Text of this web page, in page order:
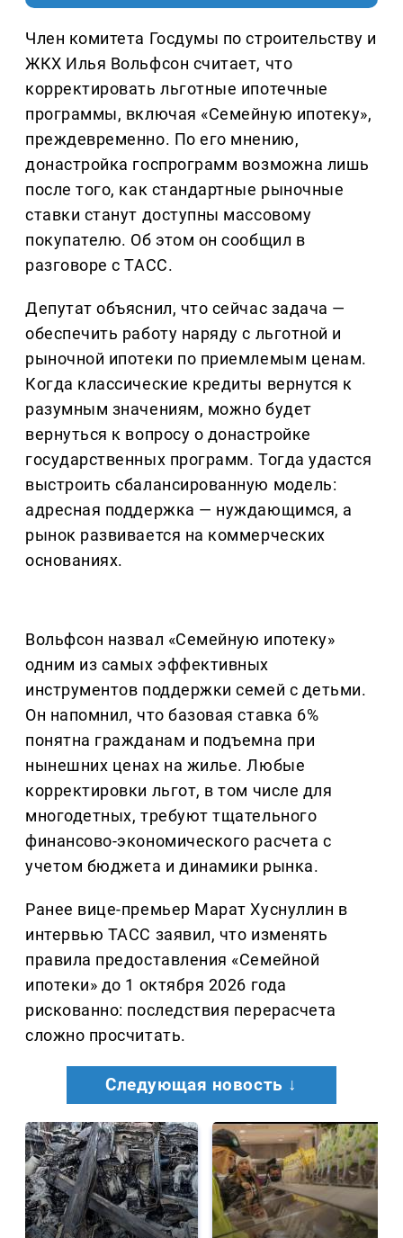
Член комитета Госдумы по строительству и
ЖКХ Илья Вольфсон считает, что
корректировать льготные ипотечные
программы, включая «Семейную ипотеку»,
преждевременно. По его мнению,
донастройка госпрограмм возможна лишь
после того, как стандартные рыночные
ставки станут доступны массовому
покупателю. Об этом он сообщил в
разговоре с ТАСС.
Депутат объяснил, что сейчас задача —
обеспечить работу наряду с льготной и
рыночной ипотеки по приемлемым ценам.
Когда классические кредиты вернутся к
разумным значениям, можно будет
вернуться к вопросу о донастройке
государственных программ. Тогда удастся
выстроить сбалансированную модель:
адресная поддержка — нуждающимся, а
рынок развивается на коммерческих
основаниях.
Вольфсон назвал «Семейную ипотеку»
одним из самых эффективных
инструментов поддержки семей с детьми.
Он напомнил, что базовая ставка 6%
понятна гражданам и подъемна при
нынешних ценах на жилье. Любые
корректировки льгот, в том числе для
многодетных, требуют тщательного
финансово-экономического расчета с
учетом бюджета и динамики рынка.
Ранее вице-премьер Марат Хуснуллин в
интервью ТАСС заявил, что изменять
правила предоставления «Семейной
ипотеки» до 1 октября 2026 года
рискованно: последствия перерасчета
сложно просчитать.
Следующая новость ↓